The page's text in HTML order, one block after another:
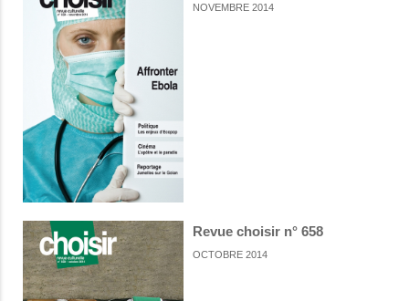
NOVEMBRE 2014
Revue choisir n° 658
OCTOBRE 2014